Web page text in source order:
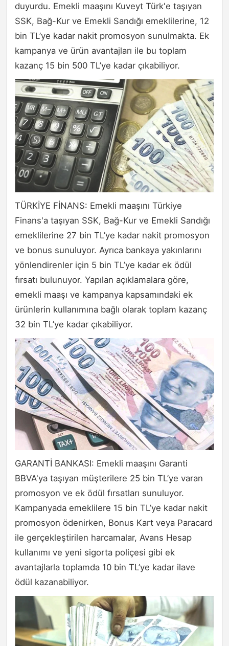
duyurdu. Emekli maaşını Kuveyt Türk'e taşıyan
SSK, Bağ-Kur ve Emekli Sandığı emeklilerine, 12
bin TL’ye kadar nakit promosyon sunulmakta. Ek
kampanya ve ürün avantajları ile bu toplam
kazanç 15 bin 500 TL’ye kadar çıkabiliyor.
TÜRKİYE FİNANS: Emekli maaşını Türkiye
Finans'a taşıyan SSK, Bağ-Kur ve Emekli Sandığı
emeklilerine 27 bin TL’ye kadar nakit promosyon
ve bonus sunuluyor. Ayrıca bankaya yakınlarını
yönlendirenler için 5 bin TL’ye kadar ek ödül
fırsatı bulunuyor. Yapılan açıklamalara göre,
emekli maaşı ve kampanya kapsamındaki ek
ürünlerin kullanımına bağlı olarak toplam kazanç
32 bin TL’ye kadar çıkabiliyor.
GARANTİ BANKASI: Emekli maaşını Garanti
BBVA'ya taşıyan müşterilere 25 bin TL’ye varan
promosyon ve ek ödül fırsatları sunuluyor.
Kampanyada emeklilere 15 bin TL’ye kadar nakit
promosyon ödenirken, Bonus Kart veya Paracard
ile gerçekleştirilen harcamalar, Avans Hesap
kullanımı ve yeni sigorta poliçesi gibi ek
avantajlarla toplamda 10 bin TL’ye kadar ilave
ödül kazanabiliyor.